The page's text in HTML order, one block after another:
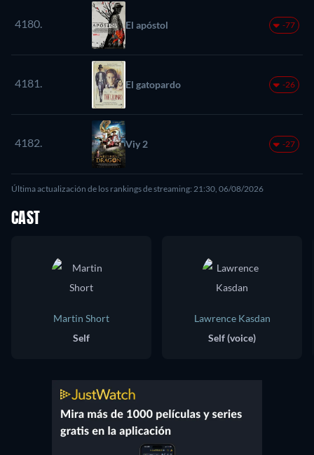
4180. El apóstol -77
4181. El gatopardo -26
4182. Viy 2 -27
Última actualización de los rankings de streaming: 21:30, 06/08/2026
CAST
Martin Short
Self
Lawrence Kasdan
Self (voice)